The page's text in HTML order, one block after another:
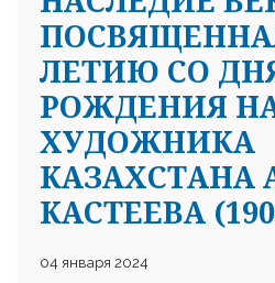
ЛЕТИЮ СО
РОЖДЕНИЯ
ХУДОЖНИКА
КАЗАХСТАНА
КАСТЕЕВА
04 января 2024